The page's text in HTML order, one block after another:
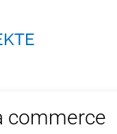
commerce